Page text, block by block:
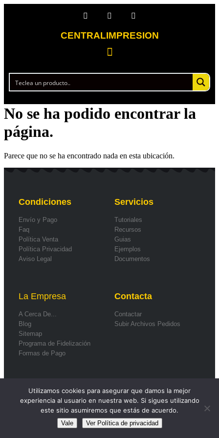
CENTRALIMPRESION
No se ha podido encontrar la
página.
Parece que no se ha encontrado nada en esta ubicación.
Condiciones
Envío y Pago
Faq
Política Venta
Política Privacidad
Aviso Legal
Servicios
Tutoriales
Recursos
Guias
Ejemplos
Documentos
La Empresa
A Cerca De...
Blog
Sitemap
Programa de Fidelización
Formas de Pago
Contacta
Contactar
Subir Archivos Pedidos
© 2026 Smartwebs.
Utilizamos cookies para asegurar que damos la mejor
experiencia al usuario en nuestra web. Si sigues utilizando
este sitio asumiremos que estás de acuerdo.
Vale Ver Política de privacidad